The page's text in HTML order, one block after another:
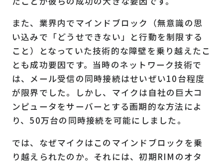
また、業界内でマインドブロック（無意識の思
い込みで「どうせできない」と行動を制限する
こと）となっていた技術的な障壁を乗り越えたこ
とも成功要因です。当時のネットワーク技術で
は、メール受信の同時接続はせいぜい10台程度
が限界でした。しかし、マイクは自社の巨大コ
ンピュータをサーバーとする画期的な方法によ
り、50万台の同時接続を可能にしました。
では、なぜマイクはこのマインドブロックを乗
り越えられたのか。それには、初期RIMのオタ